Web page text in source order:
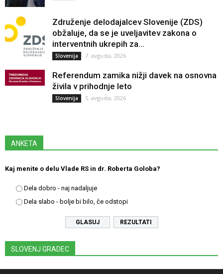
Združenje delodajalcev Slovenije (ZDS)
obžaluje, da se je uveljavitev zakona o
interventnih ukrepih za...
Slovenija 7. avgusta, 2026
Referendum zamika nižji davek na osnovna
živila v prihodnje leto
Slovenija 5. avgusta, 2026
ANKETA
Kaj menite o delu Vlade RS in dr. Roberta Goloba?
Dela dobro - naj nadaljuje
Dela slabo - bolje bi bilo, če odstopi
REZULTATI
SLOVENJ GRADEC